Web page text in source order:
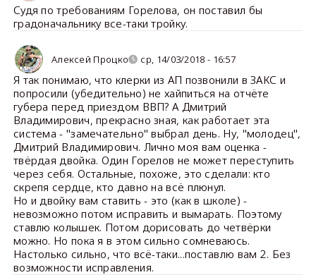
Судя по требованиям Горелова, он поставил бы
градоначальнику все-таки тройку.
Алексей Процко ср, 14/03/2018 - 16:57
Я так понимаю, что клерки из АП позвонили в ЗАКС и
попросили (убедительно) не хайпиться на отчёте
губера перед приездом ВВП? А Дмитрий
Владимирович, прекрасно зная, как работает эта
система - "замечательно" выбрал день. Ну, "молодец",
Дмитрий Владимирович. Лично моя вам оценка -
твёрдая двойка. Один Горелов не может переступить
через себя. Остальные, похоже, это сделали: кто
скрепя сердце, кто давно на всё плюнул.
Но и двойку вам ставить - это (как в школе) -
невозможно потом исправить и вымарать. Поэтому
ставлю колышек. Потом дорисовать до четвёрки
можно. Но пока я в этом сильно сомневаюсь.
Настолько сильно, что всё-таки...поставлю вам 2. Без
возможности исправления.